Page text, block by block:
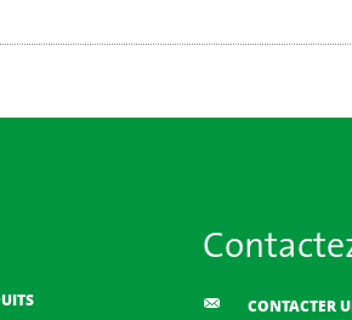
CONTACTER